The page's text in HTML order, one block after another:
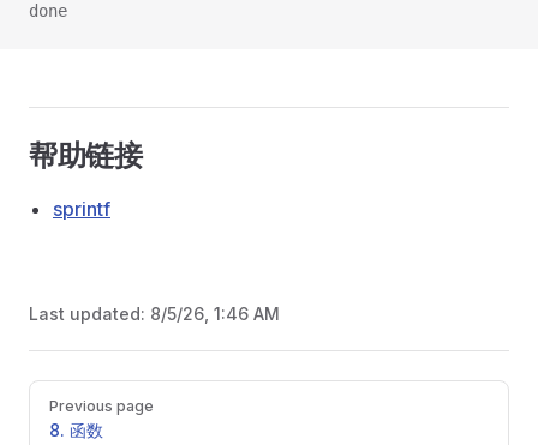
done
帮助链接
sprintf
Last updated: 8/5/26, 1:46 AM
Pager
Previous page
8. 函数